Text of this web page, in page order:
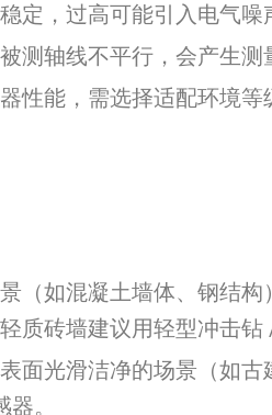
定，过高可能引入电气噪
测轴线不平行，会产生测
性能，需选择适配环境等
（如混凝土墙体、钢结
质砖墙建议用轻型冲击钻
面光滑洁净的场景（如
。